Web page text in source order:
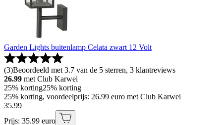
Garden Lights buitenlamp Celata zwart 12 Volt
(3)Beoordeeld met 3.7 van de 5 sterren, 3 klantreviews
26.99 met Club Karwei
25% korting25% korting
25% korting, voordeelprijs: 26.99 euro met Club Karwei
35.99
Prijs: 35.99 euro